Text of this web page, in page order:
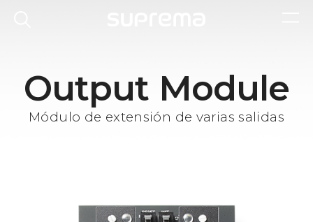
Output Module
Módulo de extensión de varias salidas